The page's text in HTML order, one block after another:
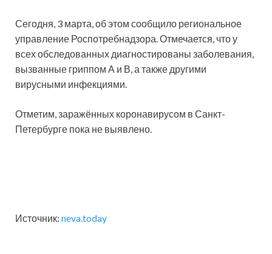
Сегодня, 3 марта, об этом сообщило региональное
управление Роспотребнадзора. Отмечается, что у
всех обследованных диагностированы заболевания,
вызванные гриппом А и В, а также другими
вирусными инфекциями.
Отметим, заражённых коронавирусом в Санкт-
Петербурге пока не выявлено.
Источник: neva.today